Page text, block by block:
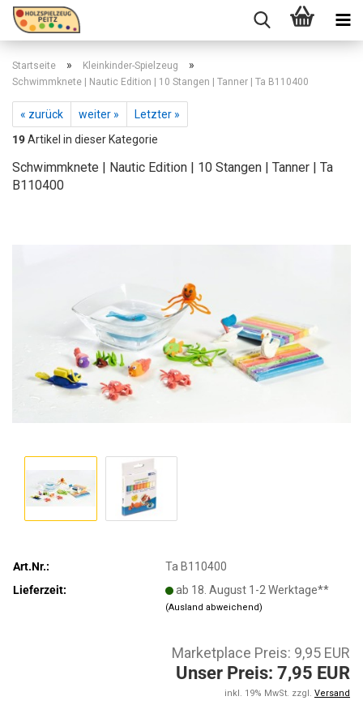
Startseite » Kleinkinder-Spielzeug »
Schwimmknete | Nautic Edition | 10 Stangen | Tanner | Ta B110400
« zurück weiter »
Letzter »
19Artikel in dieser Kategorie
Schwimmknete | Nautic Edition | 10 Stangen | Tanner | Ta
B110400
Art.Nr.:
Ta B110400
Lieferzeit:
ab 18. August 1-2 Werktage**
(Ausland abweichend)
Marketplace Preis: 9,95 EUR
Unser Preis: 7,95 EUR
inkl. 19% MwSt. zzgl. Versand